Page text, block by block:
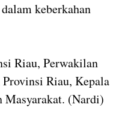
keberkahan
Riau, Perwakilan
Riau, Kepala
Masyarakat. (Nardi)